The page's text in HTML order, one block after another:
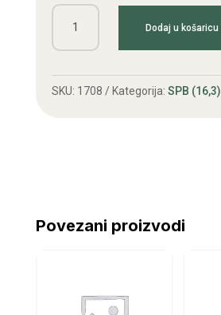
Kl.remen
Lw
(16,3x3572
Dodaj u košaricu
SKU: 1708 Kategorija: SPB (16,3)
Povezani proizvodi